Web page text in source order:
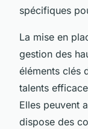
spécifiques
La mise en
gestion des
éléments clés
talents
Elles peuvent
dispose des